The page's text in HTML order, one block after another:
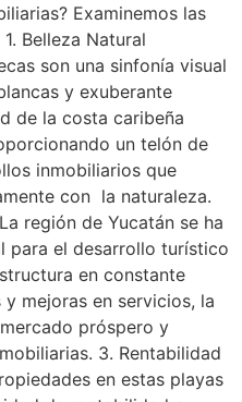
Examinemos las
Belleza Natural
son una sinfonía visual
y exuberante
de la costa caribeña
un telón de
inmobiliarios que
con la naturaleza.
región de Yucatán se ha
para el desarrollo turístico
en constante
mejoras en servicios, la
próspero y
3. Rentabilidad
en estas playas